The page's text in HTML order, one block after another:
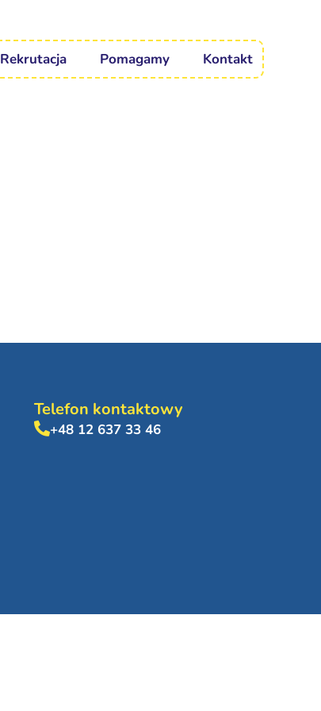
Rekrutacja Pomagamy Kontakt
Telefon kontaktowy
+48 12 637 33 46